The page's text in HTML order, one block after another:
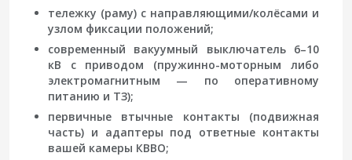
тележку (раму)с направляющими/колёсами и
узлом фиксации положений;
современный вакуумный выключатель 6–10
кВ с приводом (пружинно-моторным либо
электромагнитным — по оперативному
питанию и ТЗ);
первичные втычные контакты (подвижная
часть) и адаптеры под ответные контакты
вашей камеры КВВО;